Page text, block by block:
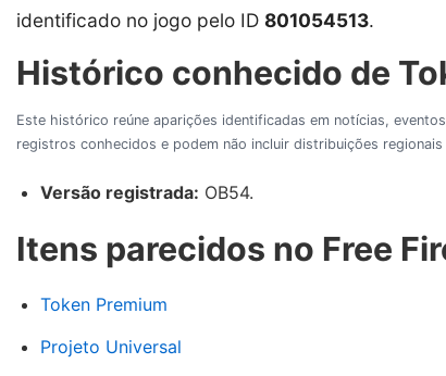
identificado no jogo pelo ID 801054513.
Histórico conhecido de
Este histórico reúne aparições identificadas em notícias,
registros conhecidos e podem não incluir distribuições
Versão registrada: OB54.
Itens parecidos no Free
Token Premium
Projeto Universal